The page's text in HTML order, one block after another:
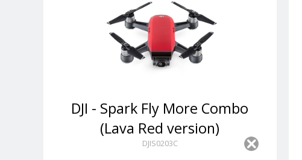
DJI - Spark Fly More Combo
(Lava Red version)
DJIS0203C